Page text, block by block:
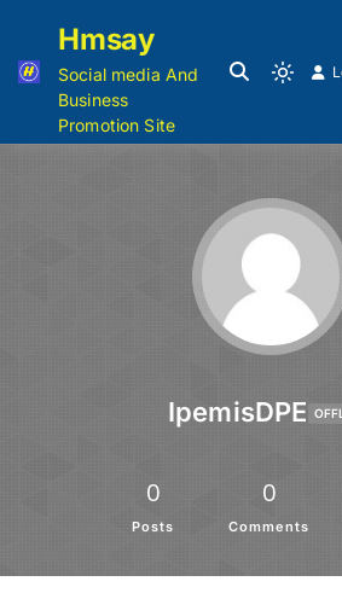
Hmsay
Social media And
Business
Promotion Site
IpemisDPE
0
Posts
0
Comments